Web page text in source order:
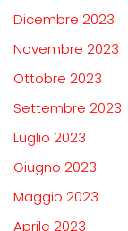
Dicembre 2023
Novembre 2023
Ottobre 2023
Settembre 2023
Luglio 2023
Giugno 2023
Maggio 2023
Aprile 2023